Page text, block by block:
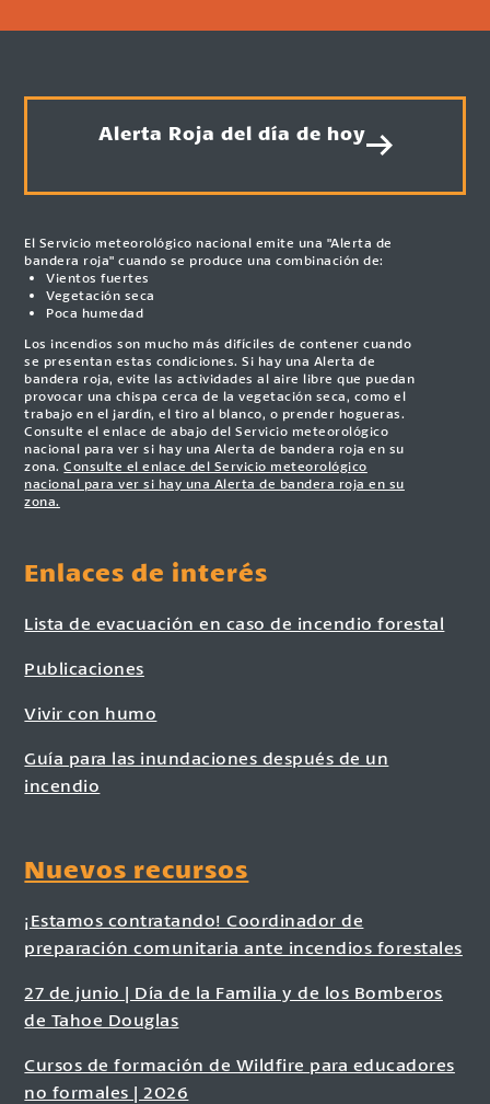
Alerta Roja del día de hoy
El Servicio meteorológico nacional emite una "Alerta de
bandera roja" cuando se produce una combinación de:
Vientos fuertes
Vegetación seca
Poca humedad
Los incendios son mucho más difíciles de contener cuando
se presentan estas condiciones. Si hay una Alerta de
bandera roja, evite las actividades al aire libre que puedan
provocar una chispa cerca de la vegetación seca, como el
trabajo en el jardín, el tiro al blanco, o prender hogueras.
Consulte el enlace de abajo del Servicio meteorológico
nacional para ver si hay una Alerta de bandera roja en su
zona.Consulte el enlace del Servicio meteorológico
nacional para ver si hay una Alerta de bandera roja en su
zona.
Enlaces de interés
Lista de evacuación en caso de incendio forestal
Publicaciones
Vivir con humo
Guía para las inundaciones después de un
incendio
Nuevos recursos
¡Estamos contratando! Coordinador de
preparación comunitaria ante incendios forestales
27 de junio | Día de la Familia y de los Bomberos
de Tahoe Douglas
Cursos de formación de Wildfire para educadores
no formales | 2026